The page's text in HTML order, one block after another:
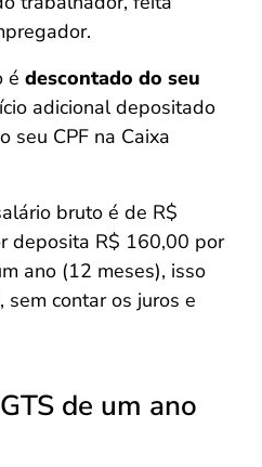
é descontado do seu
adicional depositado
seu CPF na Caixa
bruto é de R$
deposita R$ 160,00 por
ano (12 meses), isso
contar os juros e
de um ano